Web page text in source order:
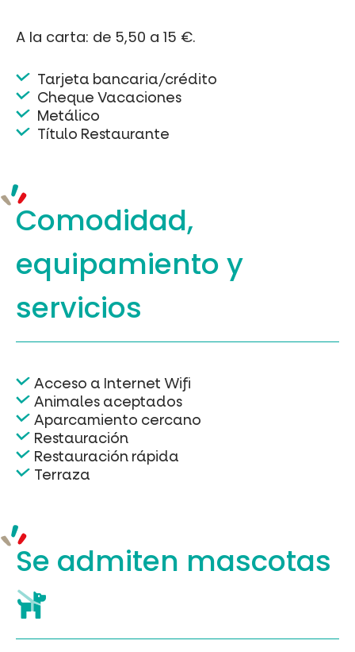
A la carta: de 5,50 a 15 €.
Tarjeta bancaria/crédito
Cheque Vacaciones
Metálico
Título Restaurante
Comodidad,
equipamientoy
servicios
Acceso a Internet Wifi
Animales aceptados
Aparcamiento cercano
Restauración
Restauración rápida
Terraza
Se admiten mascotas